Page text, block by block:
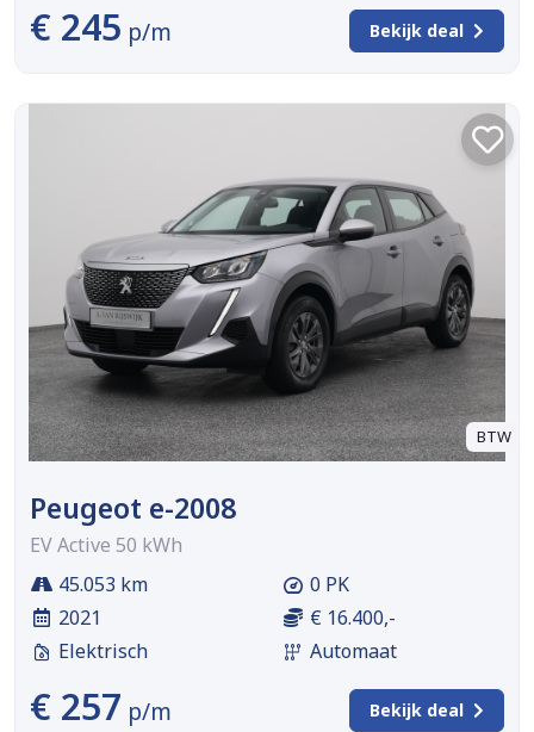
€ 245 p/m Bekijk deal
BTW
Peugeot e-2008
EV Active 50 kWh
45.053 km
2021
Elektrisch
0 PK
€ 16.400,-
Automaat
€ 257 p/m Bekijk deal